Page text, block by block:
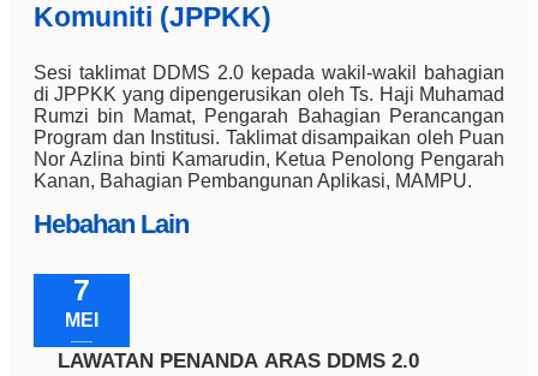
Komuniti (JPPKK)
Sesi taklimat DDMS 2.0 kepada wakil-wakil bahagian
di JPPKK yang dipengerusikan oleh Ts. Haji Muhamad
Rumzi bin Mamat, Pengarah Bahagian Perancangan
Program dan Institusi. Taklimat disampaikan oleh Puan
Nor Azlina binti Kamarudin, Ketua Penolong Pengarah
Kanan, Bahagian Pembangunan Aplikasi, MAMPU.
Hebahan Lain
7
MEI
LAWATAN PENANDA ARAS DDMS 2.0